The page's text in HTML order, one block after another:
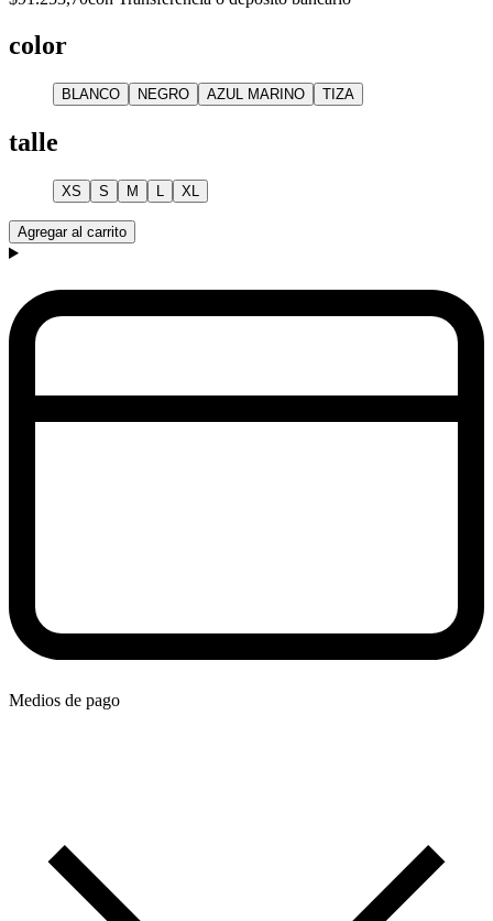
color
BLANCO NEGRO AZUL MARINO TIZA
talle
XS S M L XL
Agregar al carrito
Medios de pago